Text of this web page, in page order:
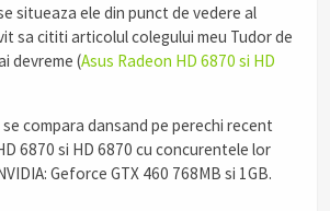
situeaza ele din punct de vedere al
sa cititi articolul colegului meu Tudor de
devreme (Asus Radeon HD 6870 si HD
se compara dansand pe perechi recent
6870 si HD 6870 cu concurentele lor
Geforce GTX 460 768MB si 1GB.